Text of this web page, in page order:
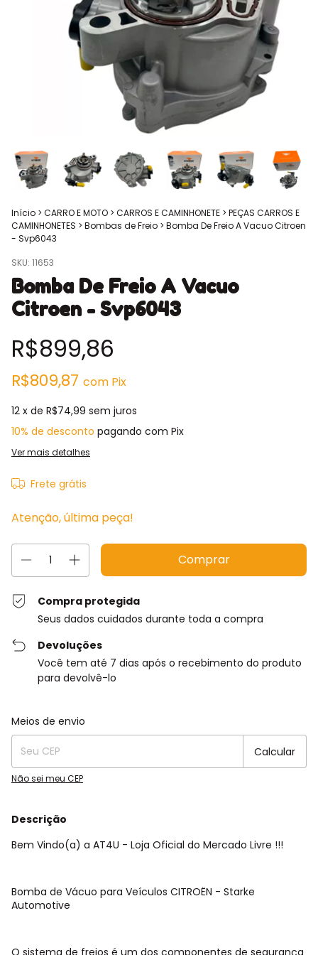
Início > CARRO E MOTO > CARROS E CAMINHONETE > PEÇAS CARROS E
CAMINHONETES > Bombas de Freio > Bomba De Freio A Vacuo Citroen
- Svp6043
SKU: 11653
Bomba De Freio A Vacuo
Citroen - Svp6043
R$899,86
R$809,87 com Pix
12 x de R$74,99 sem juros
10% de desconto pagando com Pix
Ver mais detalhes
Frete grátis
Atenção, última peça!
Compra protegida
Seus dados cuidados durante toda a compra
Devoluções
Você tem até 7 dias após o recebimento do produto
para devolvê-lo
Entregas para o CEP:
Meios de envio
Calcular
Não sei meu CEP
Descrição
Bem Vindo(a) a AT4U - Loja Oficial do Mercado Livre !!!
Bomba de Vácuo para Veículos CITROËN - Starke
Automotive
O sistema de freios é um dos componentes de segurança